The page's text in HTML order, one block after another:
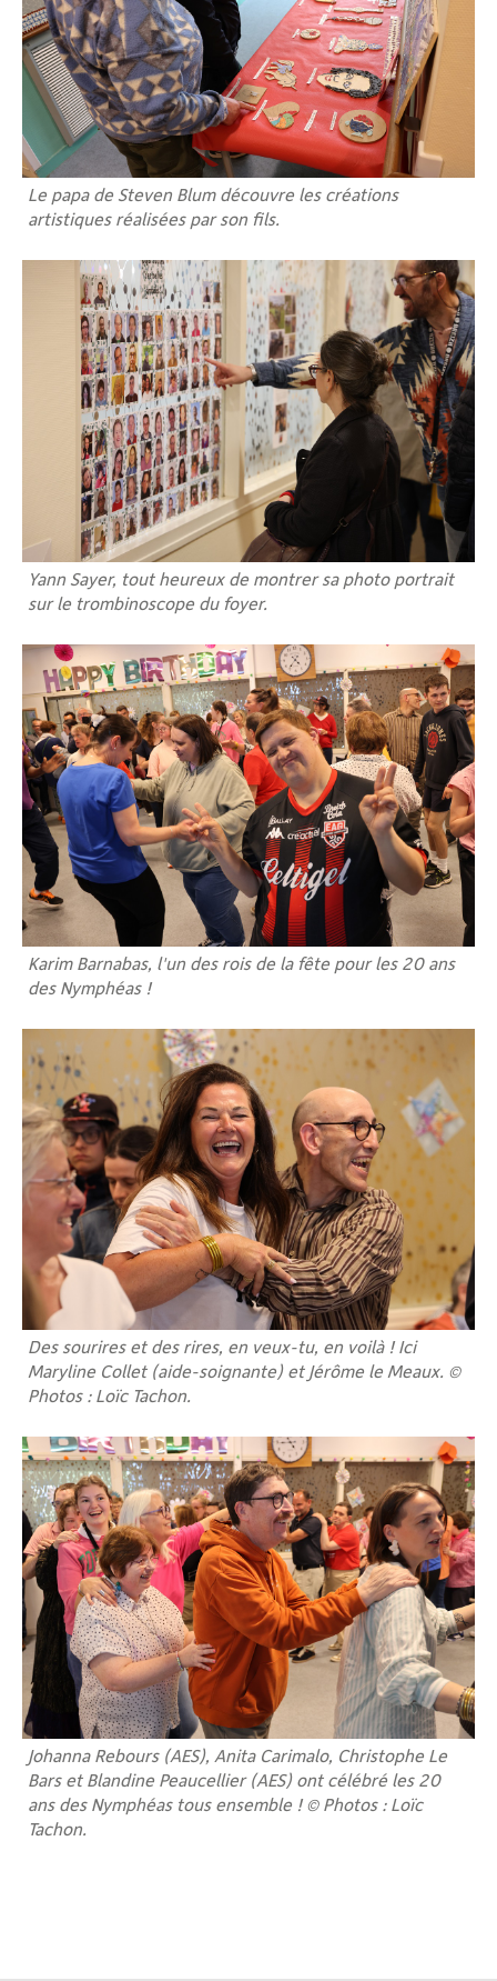
Le papa de Steven Blum découvre les créations
artistiques réalisées par son fils.
Yann Sayer, tout heureux de montrer sa photo portrait
sur le trombinoscope du foyer.
Karim Barnabas, l'un des rois de la fête pour les 20 ans
des Nymphéas !
Des sourires et des rires, en veux-tu, en voilà ! Ici
Maryline Collet (aide-soignante) et Jérôme le Meaux. ©
Photos : Loïc Tachon.
Johanna Rebours (AES), Anita Carimalo, Christophe Le
Bars et Blandine Peaucellier (AES) ont célébré les 20
ans des Nymphéas tous ensemble ! © Photos : Loïc
Tachon.